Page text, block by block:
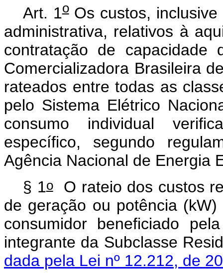
Art. 1oOs custos, inclusive
administrativa, relativos à
contratação de
Comercializadora Brasileira
rateados entre todas as
pelo Sistema Elétrico
consumo individual
específico, segundo
Agência Nacional de Energia
§ 1oO rateio dos custos
de geração ou potência
consumidor beneficiado
integrante da Subclasse
dada pela Lei nº 12.212, de